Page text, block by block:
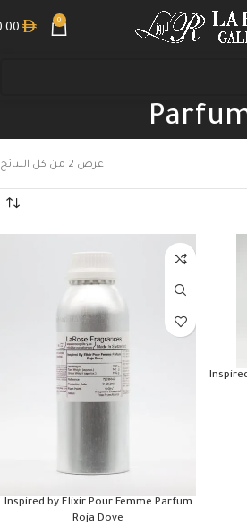
0
عرض ⁦2⁩ من كل النتائج
Inspired by Elixir Pour Femme Parfum
Roja Dove